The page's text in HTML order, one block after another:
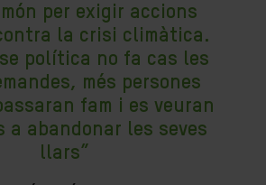
per exigir accions
la crisi climàtica.
política no fa cas les
més persones
fam i es veuran
a abandonar les seves
llars”